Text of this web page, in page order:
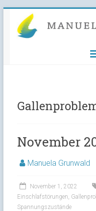
content
Manuela
Grunwald
November
Manuela Grunwald
November 1, 2022
Einschlafstörungen
Spannungszustände